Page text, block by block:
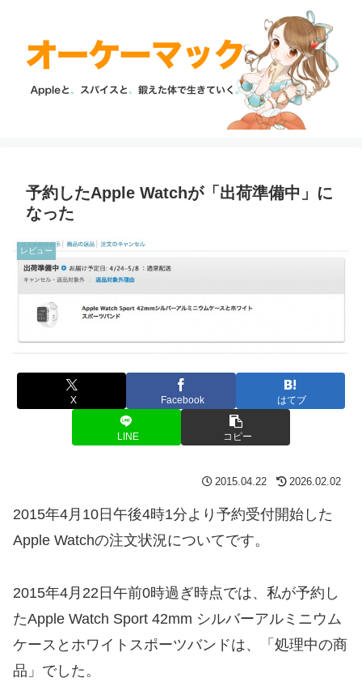
予約したApple Watchが「出荷準備中」に
なった
レビュー
X Facebook はてブ
LINE コピー
2015.04.22 2026.02.02
2015年4月10日午後4時1分より予約受付開始した
Apple Watchの注文状況についてです。
2015年4月22日午前0時過ぎ時点では、私が予約し
たApple Watch Sport 42mm シルバーアルミニウム
ケースとホワイトスポーツバンドは、「処理中の商
品」でした。